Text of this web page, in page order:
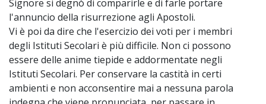
Signore si degnò di comparirle e di farle portare
l'annuncio della risurrezione agli Apostoli.
Vi è poi da dire che l'esercizio dei voti per i membri
degli Istituti Secolari è più difficile. Non ci possono
essere delle anime tiepide e addormentate negli
Istituti Secolari. Per conservare la castità in certi
ambienti e non acconsentire mai a nessuna parola